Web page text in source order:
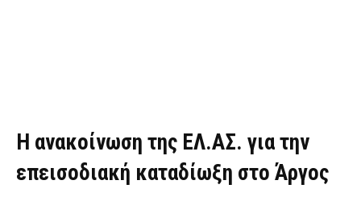
Η ανακοίνωση της ΕΛ.ΑΣ. για την
επεισοδιακή καταδίωξη στο Άργος